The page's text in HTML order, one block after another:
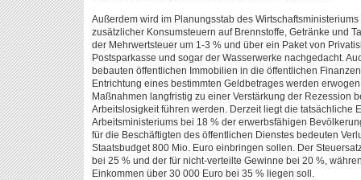
Außerdem wird im Planungsstab des
zusätzlicher Konsumsteuern auf Brennstoffe, Getränke und
der Mehrwertsteuer um 1-3 % und über ein Paket von
Postsparkasse und sogar der Wasserwerke nachgedacht.
bebauten öffentlichen Immobilien in die öffentlichen
Entrichtung eines bestimmten Geldbetrages werden
Maßnahmen langfristig zu einer Verstärkung der Rezession
Arbeitslosigkeit führen werden. Derzeit liegt die tatsächliche
Arbeitsministeriums bei 18 % der erwerbsfähigen
für die Beschäftigten des öffentlichen Dienstes bedeuten
Staatsbudget 800 Mio. Euro einbringen sollen. Der
bei 25 % und der für nicht-verteilte Gewinne bei 20 %,
Einkommen über 30 000 Euro bei 35 % liegen soll.